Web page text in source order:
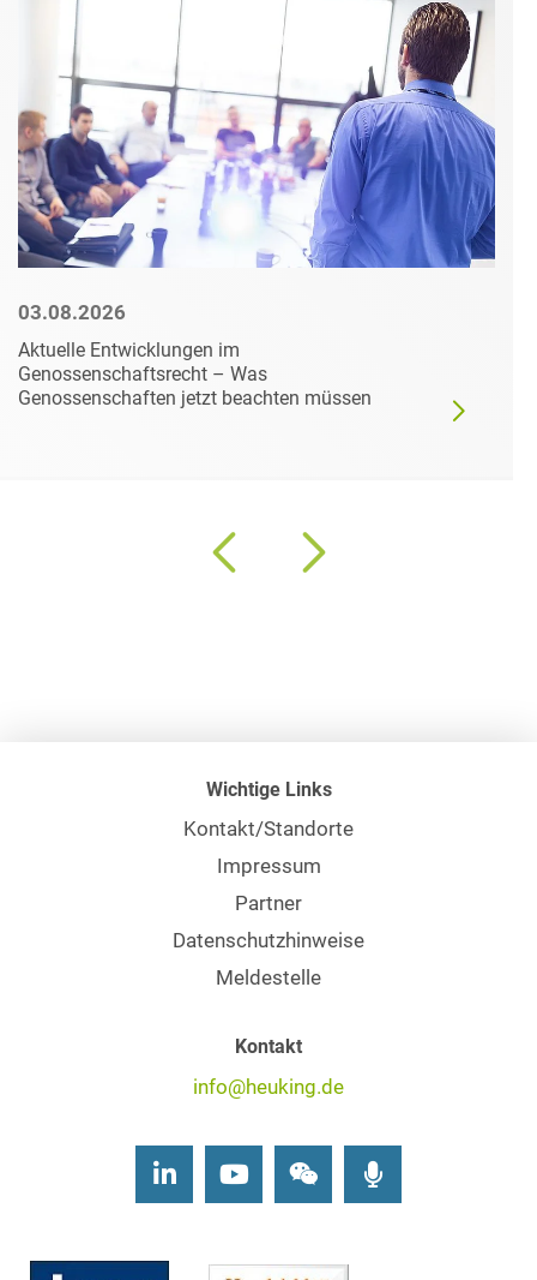
03.08.2026
Aktuelle Entwicklungen im
Genossenschaftsrecht – Was
Genossenschaften jetzt beachten müssen
Wichtige Links
Kontakt/Standorte
Impressum
Partner
Datenschutzhinweise
Meldestelle
Kontakt
info@heuking.de
LinkedInYoutubeWechat